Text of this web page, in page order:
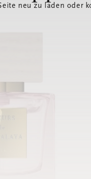
neu zu laden oder